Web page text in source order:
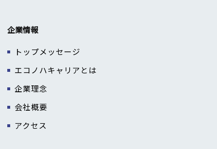
企業情報
トップメッセージ
エコノハキャリアとは
企業理念
会社概要
アクセス